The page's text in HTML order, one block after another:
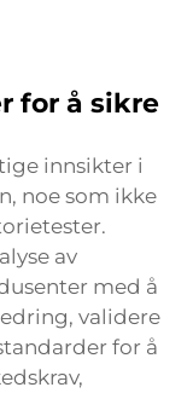
for å sikre
innsikter i
noe som ikke
av
med å
validere
for å